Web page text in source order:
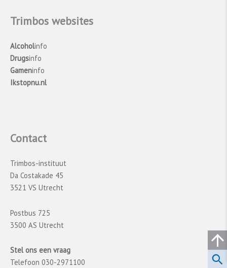
Trimbos websites
Alcoholinfo
Drugsinfo
Gameninfo
Ikstopnu.nl
Contact
Trimbos-instituut
Da Costakade 45
3521 VS Utrecht
Postbus 725
3500 AS Utrecht
Stel ons een vraag
Telefoon 030-2971100